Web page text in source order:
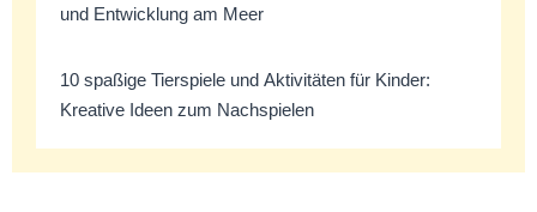
und Entwicklung am Meer
10 spaßige Tierspiele und Aktivitäten für Kinder:
Kreative Ideen zum Nachspielen